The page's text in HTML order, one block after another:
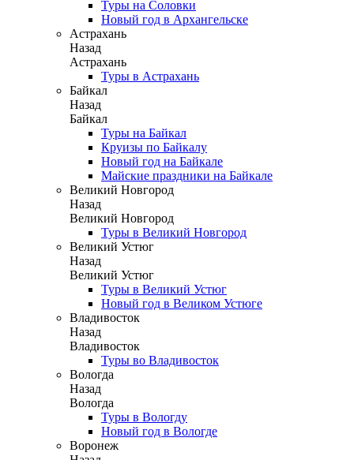
Туры на Соловки
Новый год в Архангельске
Астрахань
Назад
Астрахань
Туры в Астрахань
Байкал
Назад
Байкал
Туры на Байкал
Круизы по Байкалу
Новый год на Байкале
Майские праздники на Байкале
Великий Новгород
Назад
Великий Новгород
Туры в Великий Новгород
Великий Устюг
Назад
Великий Устюг
Туры в Великий Устюг
Новый год в Великом Устюге
Владивосток
Назад
Владивосток
Туры во Владивосток
Вологда
Назад
Вологда
Туры в Вологду
Новый год в Вологде
Воронеж